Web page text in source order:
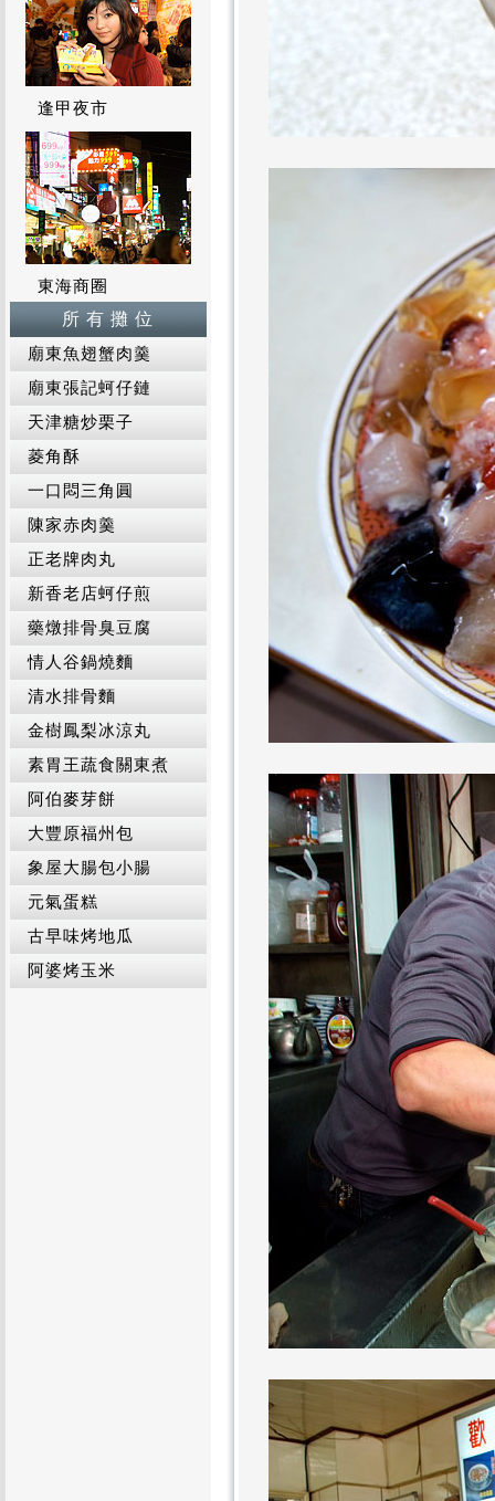
逢甲夜市
東海商圈
所 有 攤 位
廟東魚翅蟹肉羹
廟東張記蚵仔鏈
天津糖炒栗子
菱角酥
一口悶三角圓
陳家赤肉羹
正老牌肉丸
新香老店蚵仔煎
藥燉排骨臭豆腐
情人谷鍋燒麵
清水排骨麵
金樹鳳梨冰涼丸
素胃王蔬食關東煮
阿伯麥芽餅
大豐原福州包
象屋大腸包小腸
元氣蛋糕
古早味烤地瓜
阿婆烤玉米